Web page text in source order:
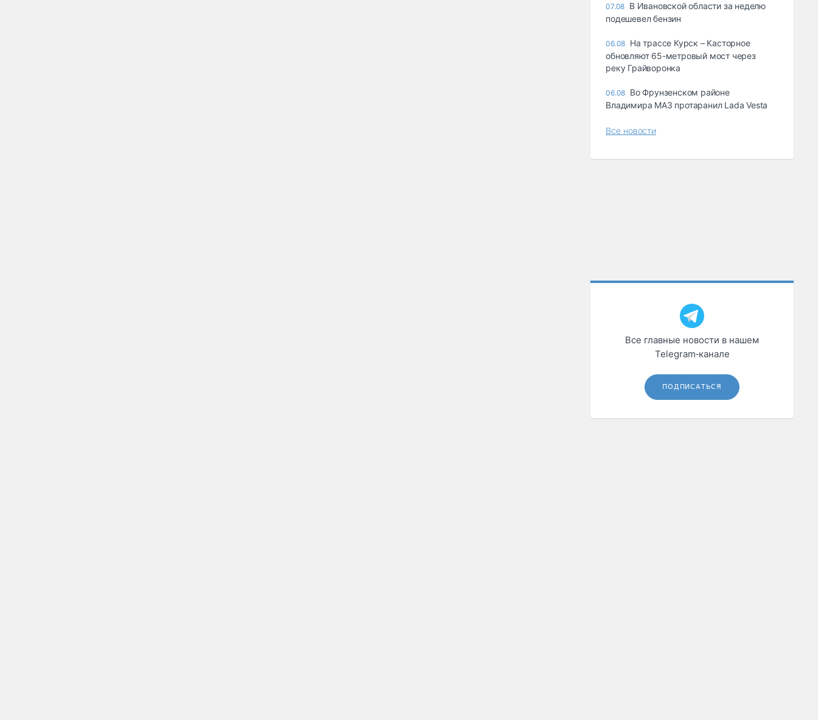
07.08 В Ивановской области за неделю
подешевел бензин
06.08 На трассе Курск – Касторное
обновляют 65-метровый мост через
реку Грайворонка
06.08 Во Фрунзенском районе
Владимира МАЗ протаранил Lada Vesta
Все новости
Все главные новости в нашем
Telegram‑канале
ПОДПИСАТЬСЯ